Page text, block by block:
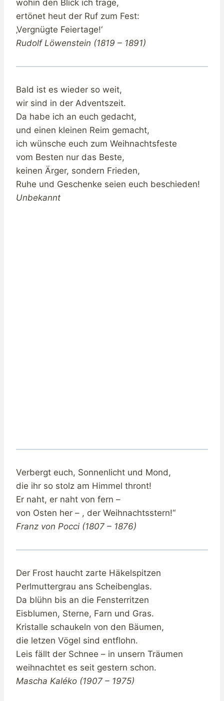
wohin den Blick ich trage,
ertönet heut der Ruf zum Fest:
‚Vergnügte Feiertage!‘
Rudolf Löwenstein (1819 – 1891)
Bald ist es wieder so weit,
wir sind in der Adventszeit.
Da habe ich an euch gedacht,
und einen kleinen Reim gemacht,
ich wünsche euch zum Weihnachtsfeste
vom Besten nur das Beste,
keinen Ärger, sondern Frieden,
Ruhe und Geschenke seien euch beschieden!
Unbekannt
Verbergt euch, Sonnenlicht und Mond,
die ihr so stolz am Himmel thront!
Er naht, er naht von fern –
von Osten her – , der Weihnachtsstern!“
Franz von Pocci (1807 – 1876)
Der Frost haucht zarte Häkelspitzen
Perlmuttergrau ans Scheibenglas.
Da blühn bis an die Fensterritzen
Eisblumen, Sterne, Farn und Gras.
Kristalle schaukeln von den Bäumen,
die letzen Vögel sind entflohn.
Leis fällt der Schnee – in unsern Träumen
weihnachtet es seit gestern schon.
Mascha Kaléko (1907 – 1975)